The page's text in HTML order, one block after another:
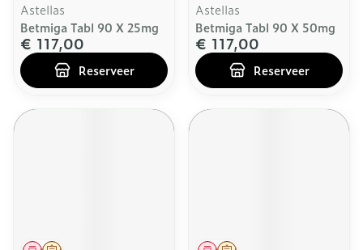
Astellas
Betmiga Tabl 90 X 25mg
€ 117,00
Reserveer
Astellas
Betmiga Tabl 90 X 50mg
€ 117,00
Reserveer